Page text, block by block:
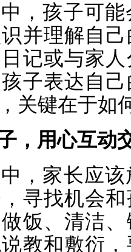
，孩子可
并理解自
记或与家
子表达自
关键在于如
，用心互动
，家长应
寻找机会
饭、清洁
教和敷衍